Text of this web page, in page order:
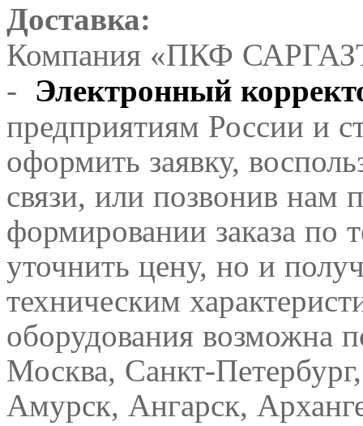
Доставка:
Компания «ПКФ
- Электронный
предприятиям России и
оформить заявку,
связи, или позвонив нам
формировании заказа по
уточнить цену, но и
техническим
оборудования возможна
Москва, Санкт-
Амурск, Ангарск,